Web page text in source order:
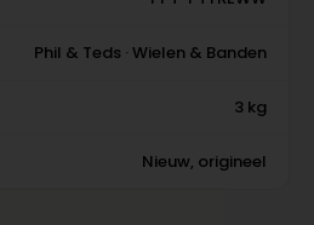
Phil & Teds · Wielen & Banden
3 kg
Nieuw, origineel